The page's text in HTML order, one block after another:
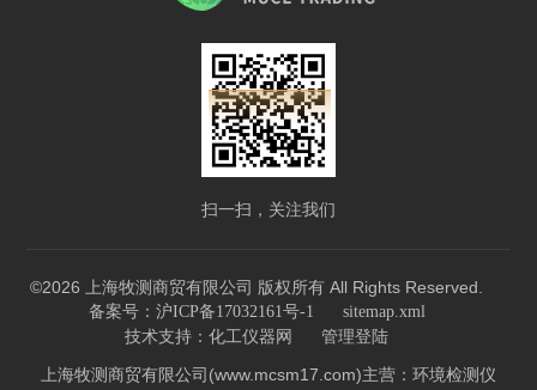
扫一扫，关注我们
©2026 上海牧测商贸有限公司 版权所有 All Rights Reserved.
备案号：沪ICP备17032161号-1 sitemap.xml
技术支持： 化工仪器网 管理登陆
上海牧测商贸有限公司(www.mcsm17.com)主营：环境检测仪